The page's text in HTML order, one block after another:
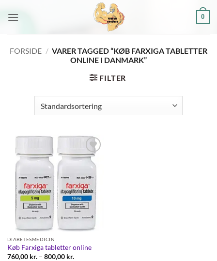
0
FORSIDE / VARER TAGGED “KØB FARXIGA TABLETTER
ONLINE I DANMARK”
FILTER
Add to
wishlist
DIABETESMEDICIN
Køb Farxiga tabletter online
760,00 kr. – 800,00 kr.